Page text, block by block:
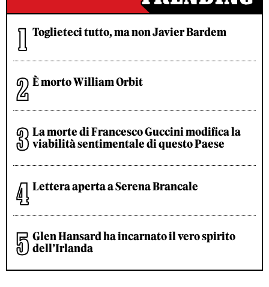
Toglieteci tutto, ma non Javier Bardem
È morto William Orbit
La morte di Francesco Guccini modifica la
viabilità sentimentale di questo Paese
Lettera aperta a Serena Brancale
Glen Hansard ha incarnato il vero spirito
dell’Irlanda